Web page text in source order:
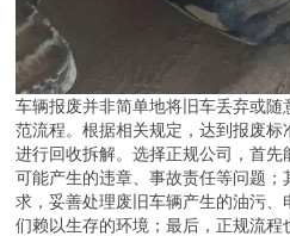
车辆报废并非简单地将旧车丢弃或
范流程。根据相关规定，达到报废标
进行回收拆解。选择正规公司，首
可能产生的违章、事故责任等问题
求，妥善处理废旧车辆产生的油污
们赖以生存的环境；最后，正规流